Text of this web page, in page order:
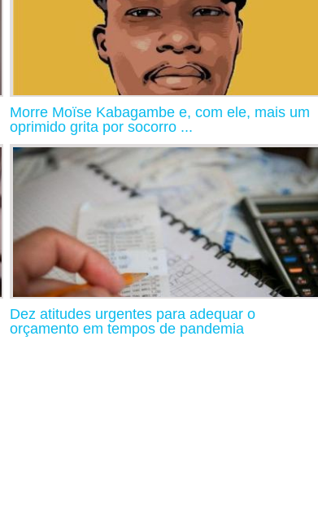
Morre Moïse Kabagambe e, com ele, mais um
oprimido grita por socorro ...
Dez atitudes urgentes para adequar o
orçamento em tempos de pandemia